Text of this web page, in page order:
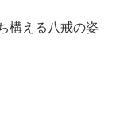
構える八戒の姿